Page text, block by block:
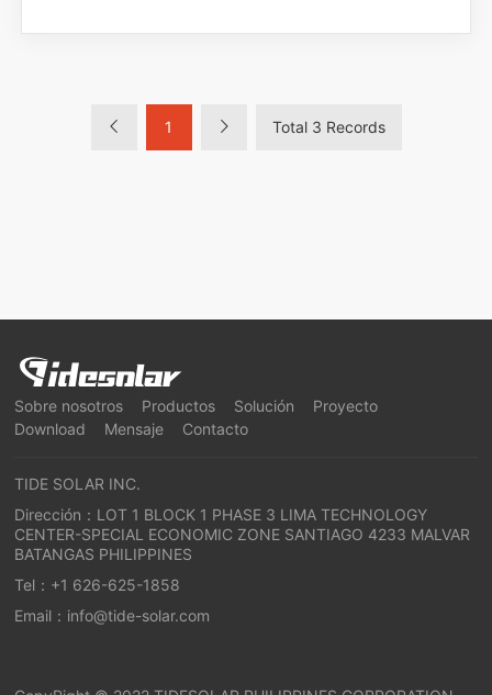
1 Total 3 Records
Sobre nosotros Productos Solución
Proyecto
Download
Mensaje Contacto
TIDE SOLAR INC.
Dirección：LOT 1 BLOCK 1 PHASE 3 LIMA TECHNOLOGY
CENTER-SPECIAL ECONOMIC ZONE SANTIAGO 4233 MALVAR
BATANGAS PHILIPPINES
Tel： +1 626-625-1858
Email： info@tide-solar.com